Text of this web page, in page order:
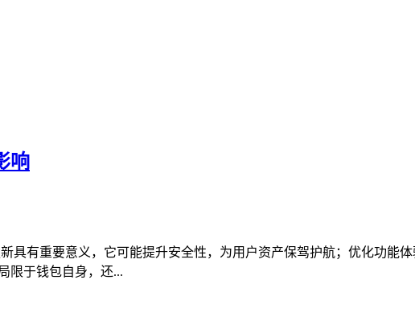
响
具有重要意义，它可能提升安全性，为用户资产保驾护航；优化功能
限于钱包自身，还...